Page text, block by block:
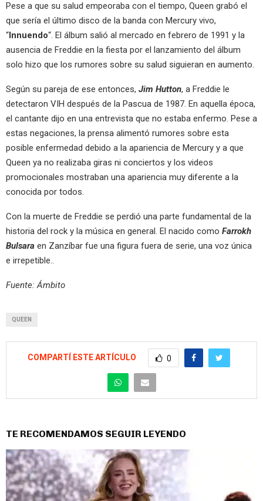
Pese a que su salud empeoraba con el tiempo, Queen grabó el
que sería el último disco de la banda con Mercury vivo,
“Innuendo“. El álbum salió al mercado en febrero de 1991 y la
ausencia de Freddie en la fiesta por el lanzamiento del álbum
solo hizo que los rumores sobre su salud siguieran en aumento.
Según su pareja de ese entonces, Jim Hutton, a Freddie le
detectaron VIH después de la Pascua de 1987. En aquella época,
el cantante dijo en una entrevista que no estaba enfermo. Pese a
estas negaciones, la prensa alimentó rumores sobre esta
posible enfermedad debido a la apariencia de Mercury y a que
Queen ya no realizaba giras ni conciertos y los videos
promocionales mostraban una apariencia muy diferente a la
conocida por todos.
Con la muerte de Freddie se perdió una parte fundamental de la
historia del rock y la música en general. El nacido como Farrokh
Bulsara en Zanzíbar fue una figura fuera de serie, una voz única
e irrepetible..
Fuente: Ámbito
QUEEN
COMPARTÍ ESTE ARTÍCULO 0
TE RECOMENDAMOS SEGUIR LEYENDO